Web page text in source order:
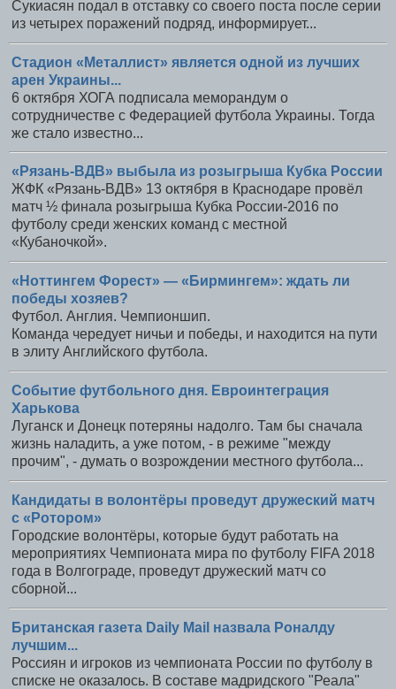
Сукиасян подал в отставку со своего поста после серии
из четырех поражений подряд, информирует...
Стадион «Металлист» является одной из лучших
арен Украины...
6 октября ХОГА подписала меморандум о
сотрудничестве с Федерацией футбола Украины. Тогда
же стало известно...
«Рязань-ВДВ» выбыла из розыгрыша Кубка России
ЖФК «Рязань-ВДВ» 13 октября в Краснодаре провёл
матч ½ финала розыгрыша Кубка России-2016 по
футболу среди женских команд с местной
«Кубаночкой».
«Ноттингем Форест» — «Бирмингем»: ждать ли
победы хозяев?
Футбол. Англия. Чемпионшип.
Команда чередует ничьи и победы, и находится на пути
в элиту Английского футбола.
Событие футбольного дня. Евроинтеграция
Харькова
Луганск и Донецк потеряны надолго. Там бы сначала
жизнь наладить, а уже потом, - в режиме "между
прочим", - думать о возрождении местного футбола...
Кандидаты в волонтёры проведут дружеский матч
с «Ротором»
Городские волонтёры, которые будут работать на
мероприятиях Чемпионата мира по футболу FIFA 2018
года в Волгограде, проведут дружеский матч со
сборной...
Британская газета Daily Mail назвала Роналду
лучшим...
Россиян и игроков из чемпионата России по футболу в
списке не оказалось. В составе мадридского "Реала"